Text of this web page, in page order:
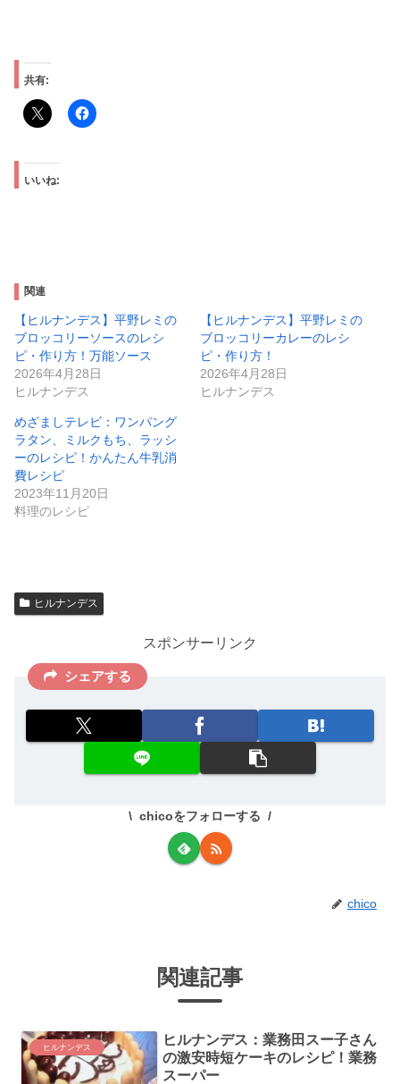
共有:
いいね:
関連
【ヒルナンデス】平野レミの
ブロッコリーソースのレシ
ピ・作り方！万能ソース
2026年4月28日
ヒルナンデス
【ヒルナンデス】平野レミの
ブロッコリーカレーのレシ
ピ・作り方！
2026年4月28日
ヒルナンデス
めざましテレビ：ワンパング
ラタン、ミルクもち、ラッシ
ーのレシピ！かんたん牛乳消
費レシピ
2023年11月20日
料理のレシピ
ヒルナンデス
スポンサーリンク
シェアする
chicoをフォローする
chico
関連記事
ヒルナンデス
ヒルナンデス：業務田スー子さん
の激安時短ケーキのレシピ！業務
スーパー